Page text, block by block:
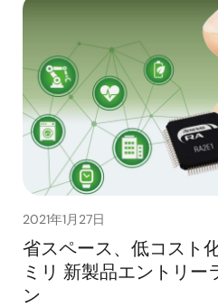
2021年1月27日
省スペース、低コスト
ミリ 新製品エントリー
ン